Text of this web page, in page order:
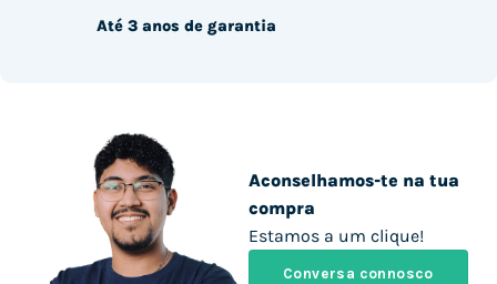
Aconselhamos-te na tua
compra
Estamos a um clique!
Conversa connosco
Até 3 anos de garantia